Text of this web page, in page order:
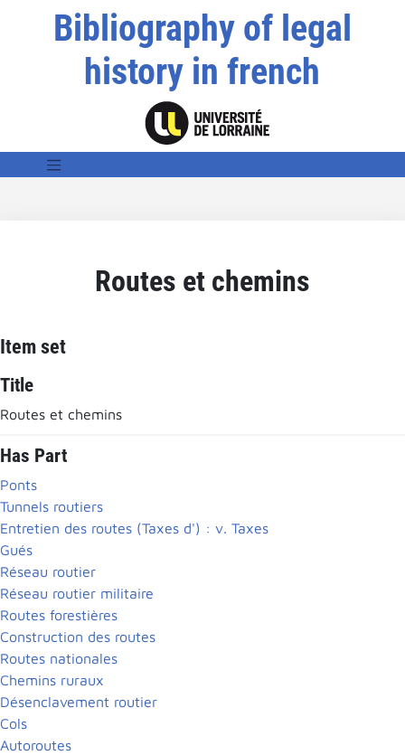
Bibliography of legal
history in french
Routes et chemins
Item set
Title
Routes et chemins
Has Part
Ponts
Tunnels routiers
Entretien des routes (Taxes d') : v. Taxes
Gués
Réseau routier
Réseau routier militaire
Routes forestières
Construction des routes
Routes nationales
Chemins ruraux
Désenclavement routier
Cols
Autoroutes